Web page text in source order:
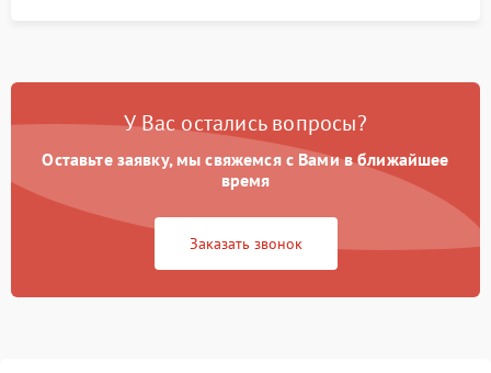
У Вас остались вопросы?
Оставьте заявку, мы свяжемся с Вами в ближайшее
время
Заказать звонок